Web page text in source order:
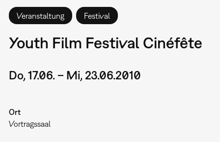
Veranstaltung Festival
Youth Film Festival Cinéfête
Do, 17.06. – Mi, 23.06.2010
Ort
Vortragssaal